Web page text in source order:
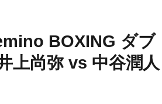
BOXING ダブ
上尚弥 vs 中谷潤人